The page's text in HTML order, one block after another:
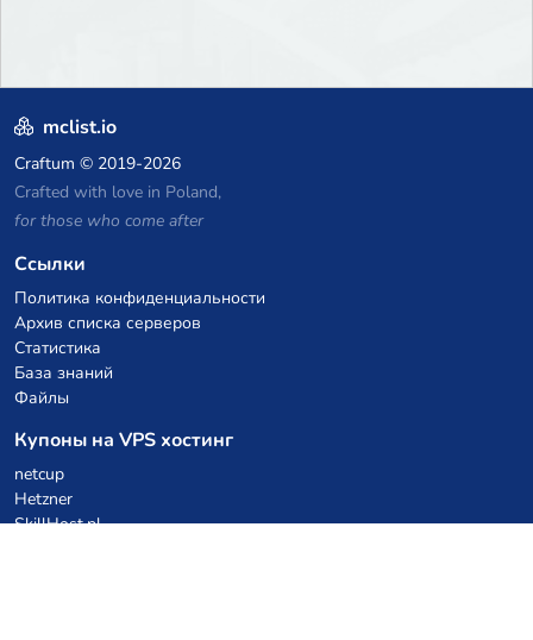
mclist.io
Craftum © 2019-2026
Crafted with love in Poland,
for those who come after
Ссылки
Политика конфиденциальности
Архив списка серверов
Статистика
База знаний
Файлы
Купоны на VPS хостинг
netcup
Hetzner
SkillHost.pl